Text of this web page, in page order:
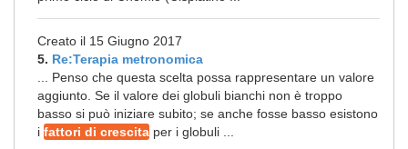
Creato il 15 Giugno 2017
5. Re:Terapia metronomica
... Penso che questa scelta possa rappresentare un valore
aggiunto. Se il valore dei globuli bianchi non è troppo
basso si può iniziare subito; se anche fosse basso esistono
i fattori di crescita per i globuli ...